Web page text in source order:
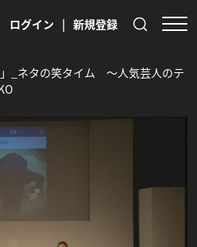
ログイン | 新規登録
_ネタの笑タイム 〜人気芸人のテ